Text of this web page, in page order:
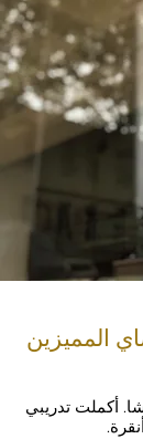
المميزين
أكملت تدريبي